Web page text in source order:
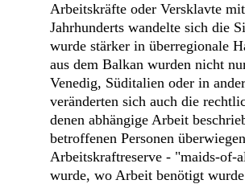
Arbeitskräfte oder Versklavte
Jahrhunderts wandelte sich die
wurde stärker in überregionale
aus dem Balkan wurden nicht
Venedig, Süditalien oder in
veränderten sich auch die
denen abhängige Arbeit
betroffenen Personen
Arbeitskraftreserve - "maids-of-
wurde, wo Arbeit benötigt